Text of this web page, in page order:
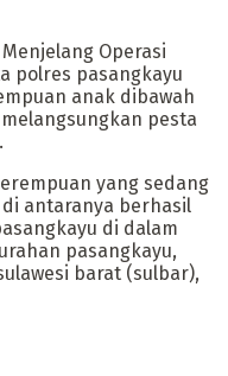
Menjelang Operasi
polres pasangkayu
anak dibawah
pesta
yang sedang
antaranya berhasil
di dalam
pasangkayu,
barat (sulbar),